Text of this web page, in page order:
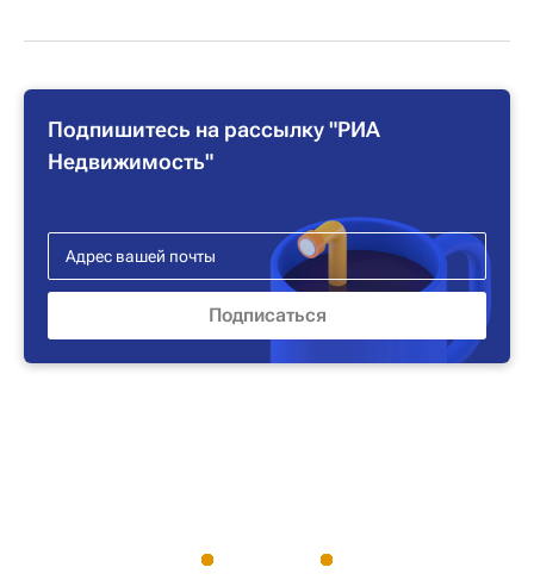
Подпишитесь на рассылку "РИА
Недвижимость"